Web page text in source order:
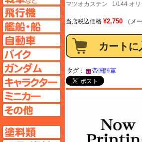
マツオカステン 1/144 オリ
当店税込価格 ¥2,750 （メ
タグ： 帝国陸軍
艦船ページへ
自動車ページへ
バイクページへ
キャラクターページへ